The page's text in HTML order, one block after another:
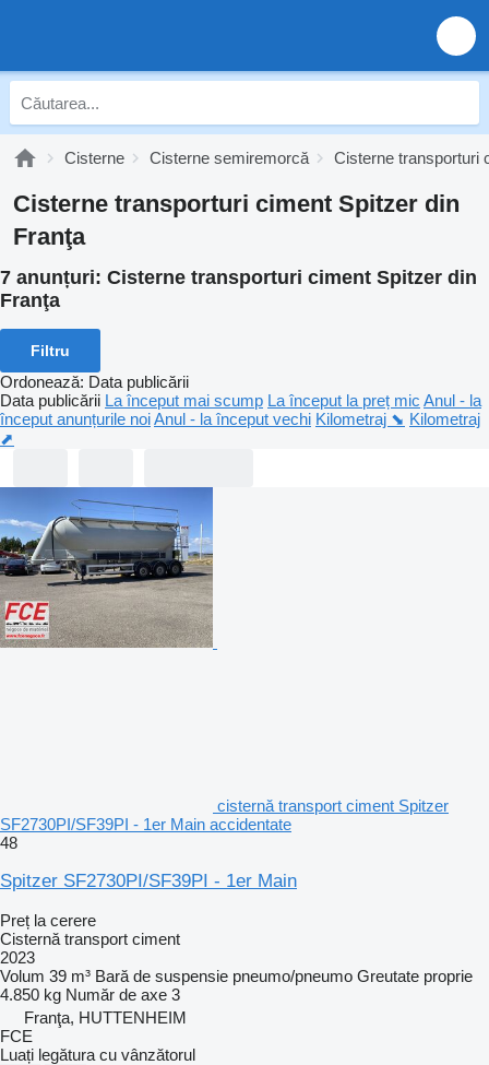
Cisterne Cisterne semiremorcă Cisterne transporturi
Cisterne transporturi ciment Spitzer din
Franţa
7 anunțuri: Cisterne transporturi ciment Spitzer din
Franţa
Filtru
Ordonează: Data publicării
Data publicării La început mai scump La început la preț mic Anul - la
început anunțurile noiAnul - la început vechi Kilometraj ⬊ Kilometraj
⬈
cisternă transport ciment Spitzer
SF2730PI/SF39PI - 1er Main accidentate
48
Spitzer SF2730PI/SF39PI - 1er Main
Preț la cerere
Cisternă transport ciment
2023
Volum 39 m³ Bară de suspensie pneumo/pneumo Greutate proprie
4.850 kg Număr de axe 3
Franţa, HUTTENHEIM
FCE
Luați legătura cu vânzătorul